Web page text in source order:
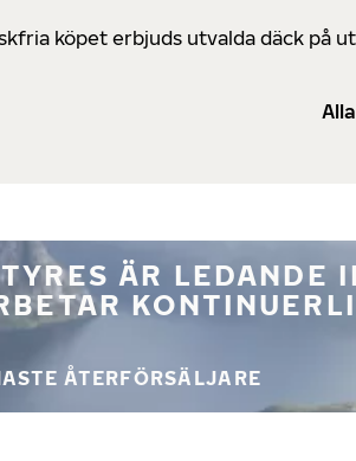
köpet erbjuds utvalda däck på
ÄR LEDANDE
ÅTERFÖRSÄLJARE